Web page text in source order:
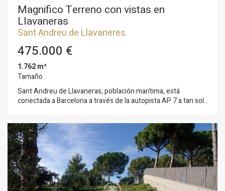
Magnifico Terreno con vistas en
Llavaneras
Sant Andreu de Llavaneres
475.000 €
1.762 m²
Tamaño
Sant Andreu de Llavaneras, población marítima, está
conectada a Barcelona a través de la autopista AP 7 a tan solo
puerto deportivo Port Balis. Con acceso a todo tipo de
servicios y ocio como clubs de golf, tenis, pádel, hípica, nos
encontramos con este magnífico terreno, con grandes
posibilidades, a escasos 2 km de mar. La propiedad forma
parte de una comunidad conformada por 5 vecinos en el
denominado plan especial del Turó. Este conjunto se
compone de 6 parcelas edificables y dos no edificables